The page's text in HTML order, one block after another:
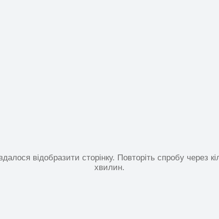
відобразити сторінку. Повторіть спробу через
хвилин.